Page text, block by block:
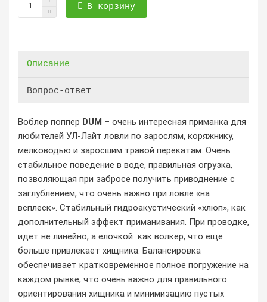
В корзину
Описание
Вопрос-ответ
Воблер поппер DUM – очень интересная приманка для
любителей УЛ-Лайт ловли по зарослям, коряжнику,
мелководью и заросшим травой перекатам. Очень
стабильное поведение в воде, правильная огрузка,
позволяющая при забросе получить приводнение с
заглублением, что очень важно при ловле «на
всплеск». Стабильный гидроакустический «хлюп», как
дополнительный эффект приманивания. При проводке,
идет не линейно, а елочкой как волкер, что еще
больше привлекает хищника. Балансировка
обеспечивает кратковременное полное погружение на
каждом рывке, что очень важно для правильного
ориентирования хищника и минимизацию пустых